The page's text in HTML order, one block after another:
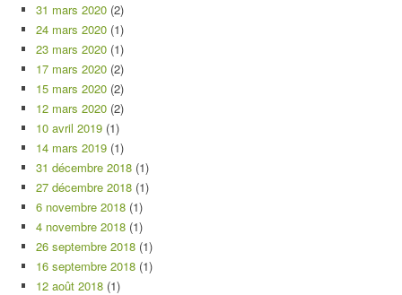
31 mars 2020 (2)
24 mars 2020 (1)
23 mars 2020 (1)
17 mars 2020 (2)
15 mars 2020 (2)
12 mars 2020 (2)
10 avril 2019 (1)
14 mars 2019 (1)
31 décembre 2018 (1)
27 décembre 2018 (1)
6 novembre 2018 (1)
4 novembre 2018 (1)
26 septembre 2018 (1)
16 septembre 2018 (1)
12 août 2018 (1)